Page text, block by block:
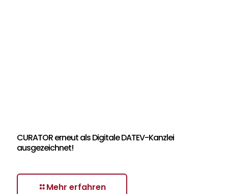
CURATOR erneut als Digitale DATEV-Kanzlei
ausgezeichnet!
Mehr erfahren